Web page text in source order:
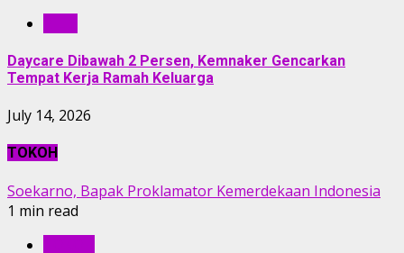
Daycare Dibawah 2 Persen, Kemnaker Gencarkan
Tempat Kerja Ramah Keluarga
July 14, 2026
TOKOH
Soekarno, Bapak Proklamator Kemerdekaan Indonesia
1 min read